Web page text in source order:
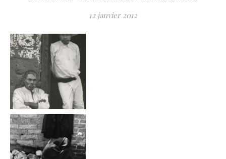
12 janvier 2012